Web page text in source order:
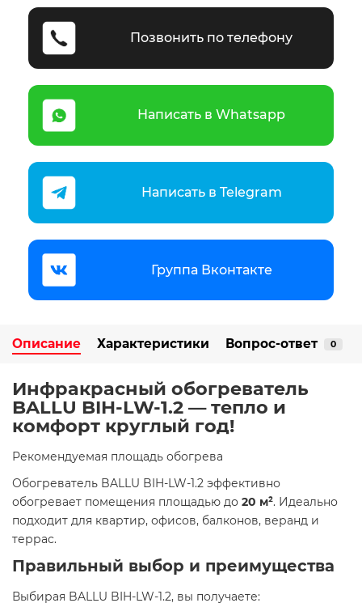
Позвонить по телефону
Написать в Whatsapp
Написать в Telegram
Группа Вконтакте
Описание Характеристики Вопрос-ответ 0
Инфракрасный обогреватель
BALLU BIH-LW-1.2 — тепло и
комфорт круглый год!
Рекомендуемая площадь обогрева
Обогреватель BALLU BIH-LW-1.2 эффективно
обогревает помещения площадью до 20 м². Идеально
подходит для квартир, офисов, балконов, веранд и
террас.​
Правильный выбор и преимущества
Выбирая BALLU BIH-LW-1.2, вы получаете:​